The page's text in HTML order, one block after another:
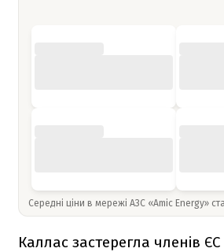
Середні ціни в мережі АЗС «Amic Energy»
Каллас застерегла членів